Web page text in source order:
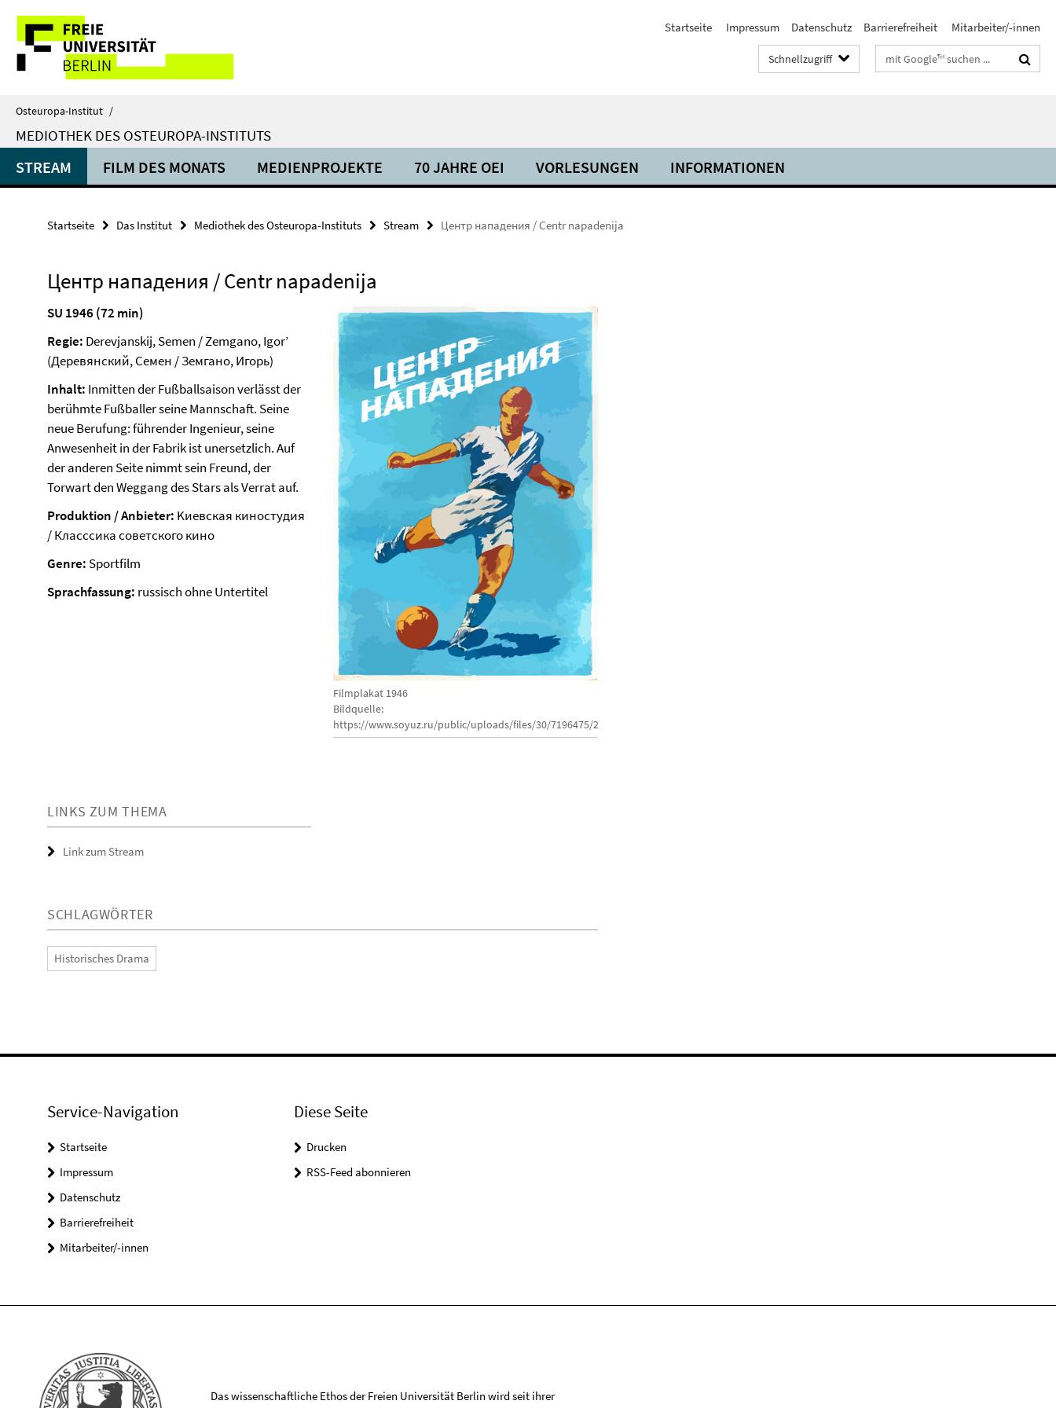
direkt
Inhalt
Service-
Navigation
Startseite Impressum Datenschutz Barrierefreiheit Mitarbeiter/-innen
Schnellzugriff Suchbegriffe
Osteuropa-Institut /
MEDIOTHEK DES OSTEUROPA-INSTITUTS
STREAM FILM DES MONATS MEDIENPROJEKTE 70 JAHRE OEI VORLESUNGEN INFORMATIONEN
Startseite Das Institut Mediothek des Osteuropa-Instituts Stream Центр нападения / Centr napadenija
Центр нападения / Centr napadenija
Filmplakat 1946
Bildquelle:
https://www.soyuz.ru/public/uploads/files/30/7196475/201805110337059b17d4ec20.jpg
SU 1946 (72 min)
Regie: Derevjanskij, Semen / Zemgano, Igor’
(Деревянский, Семен / Земгано, Игорь)
Inhalt: Inmitten der Fußballsaison verlässt der
berühmte Fußballer seine Mannschaft. Seine
neue Berufung: führender Ingenieur, seine
Anwesenheit in der Fabrik ist unersetzlich. Auf
der anderen Seite nimmt sein Freund, der
Torwart den Weggang des Stars als Verrat auf.
Produktion / Anbieter: Kиевская киностудия
/ Класссика советского кино
Genre: Sportfilm
Sprachfassung: russisch ohne Untertitel
LINKS ZUM THEMA
Link zum Stream
SCHLAGWÖRTER
Historisches Drama
Service-Navigation
Startseite
Impressum
Datenschutz
Barrierefreiheit
Mitarbeiter/-innen
Diese Seite
Drucken
RSS-Feed abonnieren
Das wissenschaftliche Ethos der Freien Universität Berlin wird seit ihrer